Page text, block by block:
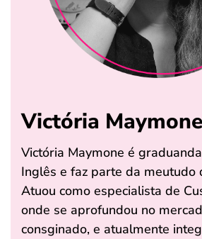
Victória Maymone
Victória Maymone é
Inglês e faz parte da meutudo
Atuou como especialista de
onde se aprofundou no
consginado, e atualmente